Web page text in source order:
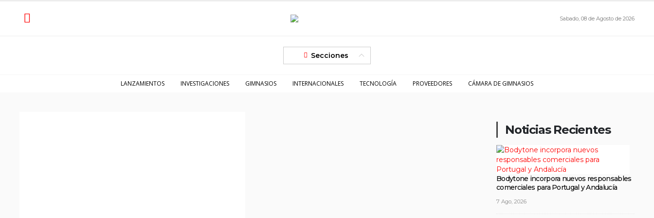
Sabado, 08 de Agosto de 2026
Secciones
LANZAMIENTOS INVESTIGACIONES GIMNASIOS INTERNACIONALES TECNOLOGÍA PROVEEDORES CÁMARA DE GIMNASIOS
Noticias Recientes
Bodytone incorpora nuevos responsables
comerciales para Portugal y Andalucía
7 Ago, 2026